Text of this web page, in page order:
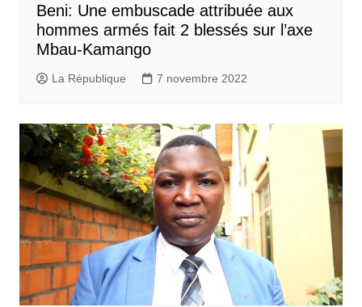
Beni: Une embuscade attribuée aux
hommes armés fait 2 blessés sur l’axe
Mbau-Kamango
La République 7 novembre 2022